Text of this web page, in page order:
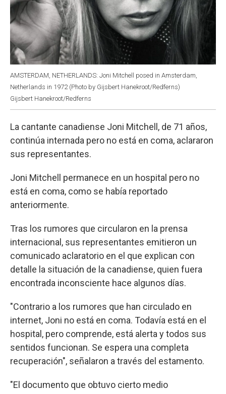
AMSTERDAM, NETHERLANDS: Joni Mitchell posed in Amsterdam,
Netherlands in 1972 (Photo by Gijsbert Hanekroot/Redferns)
Gijsbert Hanekroot/Redferns
La cantante canadiense Joni Mitchell, de 71 años,
continúa internada pero no está en coma, aclararon
sus representantes.
Joni Mitchell permanece en un hospital pero no
está en coma, como se había reportado
anteriormente.
Tras los rumores que circularon en la prensa
internacional, sus representantes emitieron un
comunicado aclaratorio en el que explican con
detalle la situación de la canadiense, quien fuera
encontrada inconsciente hace algunos días.
"Contrario a los rumores que han circulado en
internet, Joni no está en coma. Todavía está en el
hospital, pero comprende, está alerta y todos sus
sentidos funcionan. Se espera una completa
recuperación", señalaron a través del estamento.
"El documento que obtuvo cierto medio